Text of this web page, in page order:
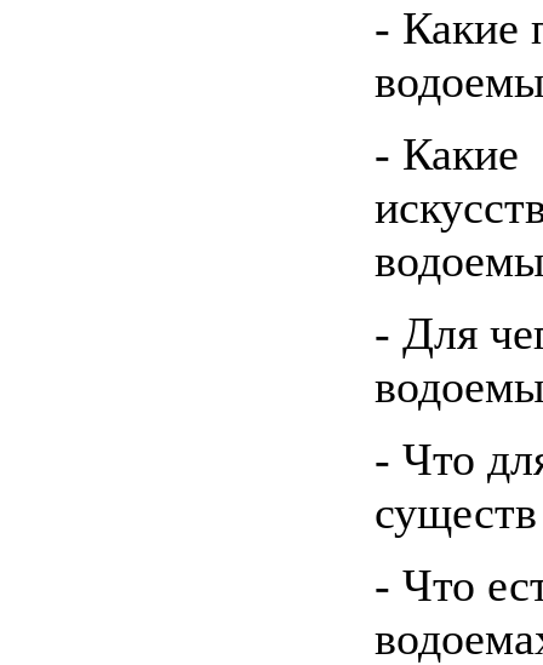
- Какие
- Какие
- Для
- Что
- Что